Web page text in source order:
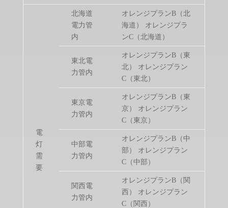
電
灯
需
要
北海道
電力管
内
オレンジプランB（北
海道） オレンジプラ
ンC（北海道）
東北電
力管内
オレンジプランB（東
北） オレンジプラン
C（東北）
東京電
力管内
オレンジプランB（東
京） オレンジプラン
C（東京）
中部電
力管内
オレンジプランB（中
部） オレンジプラン
C（中部）
関西電
力管内
オレンジプランB（関
西） オレンジプラン
C（関西）